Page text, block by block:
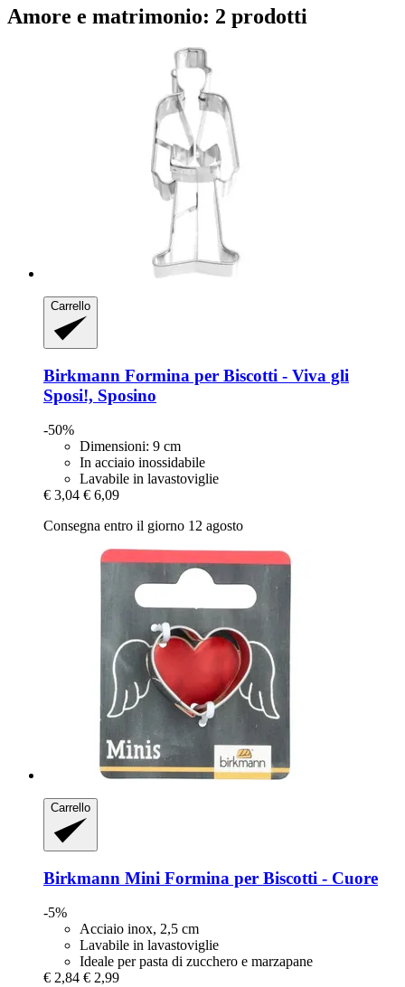
Amore e matrimonio: 2 prodotti
Carrello
Birkmann Formina per Biscotti -​ Viva gli
Sposi!, Sposino
-50%
Dimensioni: 9 cm
In acciaio inossidabile
Lavabile in lavastoviglie
€ 3,04 € 6,09
Consegna entro il giorno 12 agosto
Carrello
Birkmann Mini Formina per Biscotti -​ Cuore
-5%
Acciaio inox, 2,5 cm
Lavabile in lavastoviglie
Ideale per pasta di zucchero e marzapane
€ 2,84 € 2,99